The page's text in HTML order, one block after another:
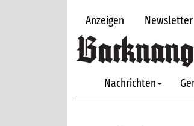
Anzeigen Newsletter
Nachrichten